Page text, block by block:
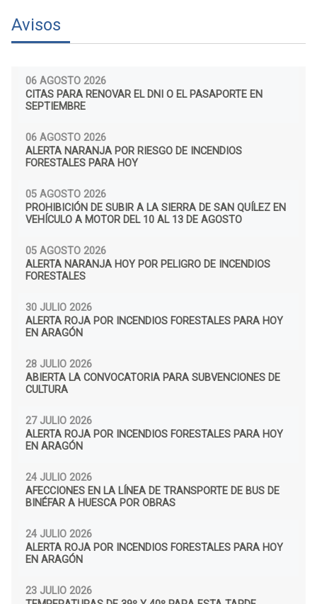
Avisos
06 AGOSTO 2026
CITAS PARA RENOVAR EL DNI O EL PASAPORTE EN
SEPTIEMBRE
06 AGOSTO 2026
ALERTA NARANJA POR RIESGO DE INCENDIOS
FORESTALES PARA HOY
05 AGOSTO 2026
PROHIBICIÓN DE SUBIR A LA SIERRA DE SAN QUÍLEZ EN
VEHÍCULO A MOTOR DEL 10 AL 13 DE AGOSTO
05 AGOSTO 2026
ALERTA NARANJA HOY POR PELIGRO DE INCENDIOS
FORESTALES
30 JULIO 2026
ALERTA ROJA POR INCENDIOS FORESTALES PARA HOY
EN ARAGÓN
28 JULIO 2026
ABIERTA LA CONVOCATORIA PARA SUBVENCIONES DE
CULTURA
27 JULIO 2026
ALERTA ROJA POR INCENDIOS FORESTALES PARA HOY
EN ARAGÓN
24 JULIO 2026
AFECCIONES EN LA LÍNEA DE TRANSPORTE DE BUS DE
BINÉFAR A HUESCA POR OBRAS
24 JULIO 2026
ALERTA ROJA POR INCENDIOS FORESTALES PARA HOY
EN ARAGÓN
23 JULIO 2026